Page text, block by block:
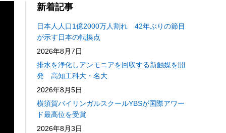
新着記事
日本人人口1億2000万人割れ 42年ぶりの節目
が示す日本の転換点
2026年8月7日
排水を浄化しアンモニアを回収する新触媒を開
発 高知工科大・名大
2026年8月5日
横須賀バイリンガルスクールYBSが国際アワー
ド最高位を受賞
2026年8月3日